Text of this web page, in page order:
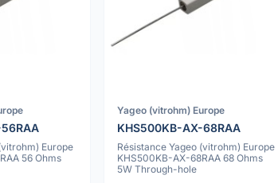
Europe
56 Ohms
Yageo (vitrohm) Europe
KHS500KB-AX-68RAA
Résistance Yageo (vitrohm) Europe
KHS500KB-AX-68RAA 68 Ohms
5W Through-hole